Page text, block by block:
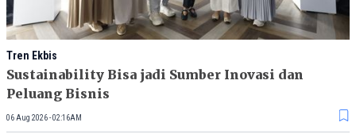
Tren Ekbis
Sustainability Bisa jadi Sumber Inovasi dan
Peluang Bisnis
06 Aug 2026 - 02:16AM